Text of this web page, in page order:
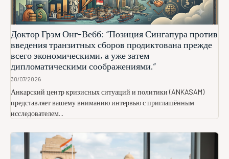
Доктор Грэм Онг-Вебб: “Позиция Сингапура против
введения транзитных сборов продиктована прежде
всего экономическими, а уже затем
дипломатическими соображениями.”
30/07/2026
Анкарский центр кризисных ситуаций и политики (ANKASAM)
представляет вашему вниманию интервью с приглашённым
исследователем...